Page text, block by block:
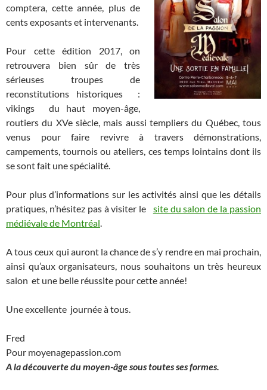
comptera, cette année, plus de
cents exposants et intervenants.
Pour cette édition 2017, on
retrouvera bien sûr de très
sérieuses troupes de
reconstitutions historiques :
vikings du haut moyen-âge,
routiers du XVe siècle, mais aussi templiers du Québec, tous
venus pour faire revivre à travers démonstrations,
campements, tournois ou ateliers, ces temps lointains dont ils
se sont fait une spécialité.
Pour plus d’informations sur les activités ainsi que les détails
pratiques, n’hésitez pas à visiter le site du salon de la passion
médiévale de Montréal.
A tous ceux qui auront la chance de s’y rendre en mai prochain,
ainsi qu’aux organisateurs, nous souhaitons un très heureux
salon et une belle réussite pour cette année!
Une excellente journée à tous.
Fred
Pour moyenagepassion.com
A la découverte du moyen-âge sous toutes ses formes.